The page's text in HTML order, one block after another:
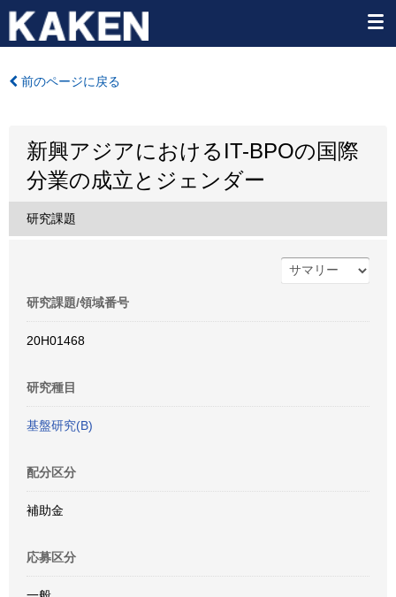
前のページに戻る
新興アジアにおけるIT-BPOの国際
分業の成立とジェンダー
研究課題
研究課題/領域番号
20H01468
研究種目
基盤研究(B)
配分区分
補助金
応募区分